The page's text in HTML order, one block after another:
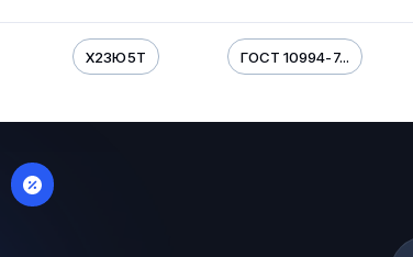
Х23Ю5Т ГОСТ 10994-7...